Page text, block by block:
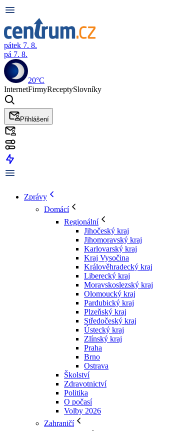
pátek 7. 8.
pá 7. 8.
20°C
InternetFirmyReceptySlovníky
Přihlášení
Zprávy
Domácí
Regionální
Jihočeský kraj
Jihomoravský kraj
Karlovarský kraj
Kraj Vysočina
Králověhradecký kraj
Liberecký kraj
Moravskoslezský kraj
Olomoucký kraj
Pardubický kraj
Plzeňský kraj
Středočeský kraj
Ústecký kraj
Zlínský kraj
Praha
Brno
Ostrava
Školství
Zdravotnictví
Politika
O počasí
Volby 2026
Zahraničí